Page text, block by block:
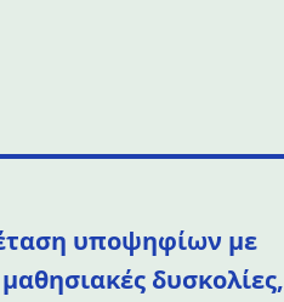
υποψηφίων με
δυσκολίες,